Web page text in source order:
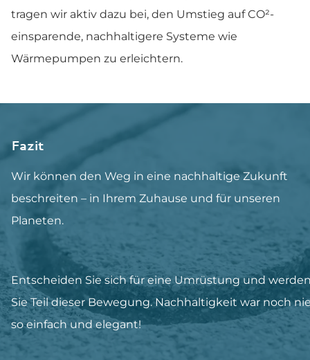
tragen wir aktiv dazu bei, den Umstieg auf CO²-
einsparende, nachhaltigere Systeme wie
Wärmepumpen zu erleichtern.
Fazit
Wir können den Weg in eine nachhaltige Zukunft
beschreiten – in Ihrem Zuhause und für unseren
Planeten.
Entscheiden Sie sich für eine Umrüstung und
Sie Teil dieser Bewegung. Nachhaltigkeit war noch
so einfach und elegant!